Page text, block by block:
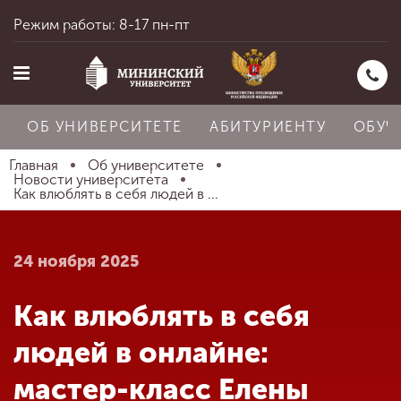
Главная
Абитуриенту
Режим работы: 8-17 пн-пт
ОБ УНИВЕРСИТЕТЕ АБИТУРИЕНТУ
Главная
Об университете
Новости университета
Как влюблять в себя людей в ...
24 ноября 2025
Как влюблять в себя
людей в онлайне:
мастер-класс Елены